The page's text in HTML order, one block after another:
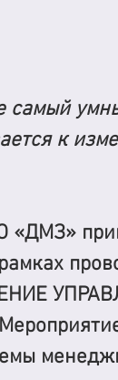
самый
к
«ДМЗ»